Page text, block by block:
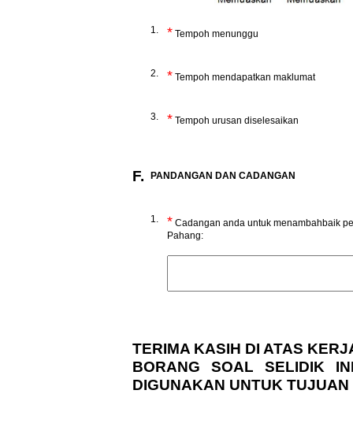
1. * Tempoh menunggu
2. * Tempoh mendapatkan maklumat
3. * Tempoh urusan diselesaikan
F. PANDANGAN DAN CADANGAN
1. * Cadangan anda untuk menambahbaik
Pahang:
TERIMA KASIH DI ATAS
BORANG SOAL SELIDIK
DIGUNAKAN UNTUK